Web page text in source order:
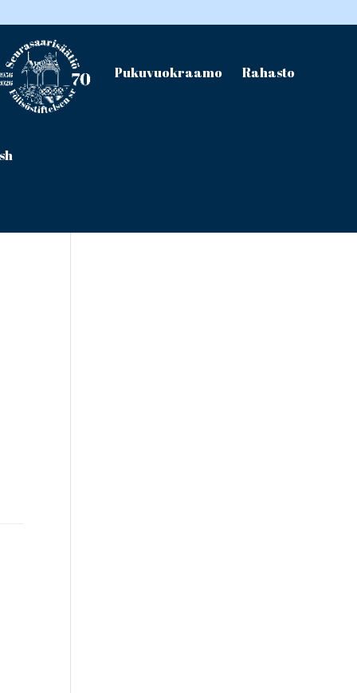
Pukuvuokraamo Rahasto